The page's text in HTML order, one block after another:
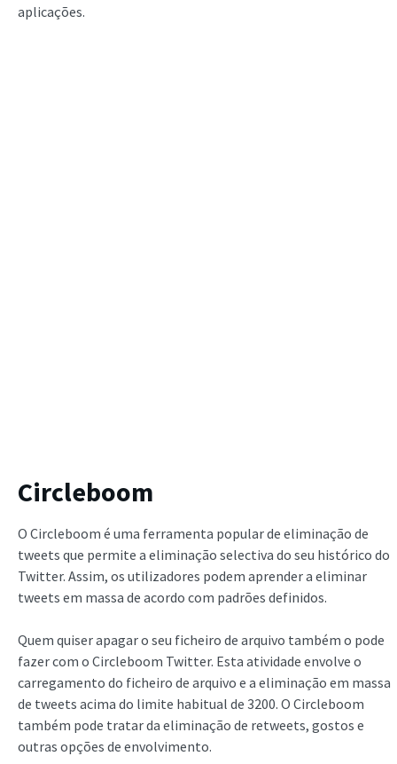
aplicações.
Circleboom
O Circleboom é uma ferramenta popular de eliminação de
tweets que permite a eliminação selectiva do seu histórico do
Twitter. Assim, os utilizadores podem aprender a eliminar
tweets em massa de acordo com padrões definidos.
Quem quiser apagar o seu ficheiro de arquivo também o pode
fazer com o Circleboom Twitter. Esta atividade envolve o
carregamento do ficheiro de arquivo e a eliminação em massa
de tweets acima do limite habitual de 3200. O Circleboom
também pode tratar da eliminação de retweets, gostos e
outras opções de envolvimento.